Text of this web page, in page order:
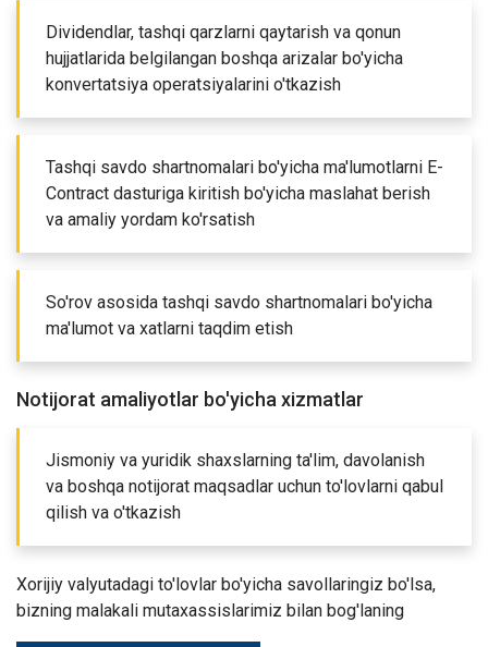
Dividendlar, tashqi qarzlarni qaytarish va qonun
hujjatlarida belgilangan boshqa arizalar bo'yicha
konvertatsiya operatsiyalarini o'tkazish
Tashqi savdo shartnomalari bo'yicha ma'lumotlarni E-
Contract dasturiga kiritish bo'yicha maslahat berish
va amaliy yordam ko'rsatish
So'rov asosida tashqi savdo shartnomalari bo'yicha
ma'lumot va xatlarni taqdim etish
Notijorat amaliyotlar bo'yicha xizmatlar
Jismoniy va yuridik shaxslarning ta'lim, davolanish
va boshqa notijorat maqsadlar uchun to'lovlarni qabul
qilish va o'tkazish
Xorijiy valyutadagi to'lovlar bo'yicha savollaringiz bo'lsa,
bizning malakali mutaxassislarimiz bilan bog'laning